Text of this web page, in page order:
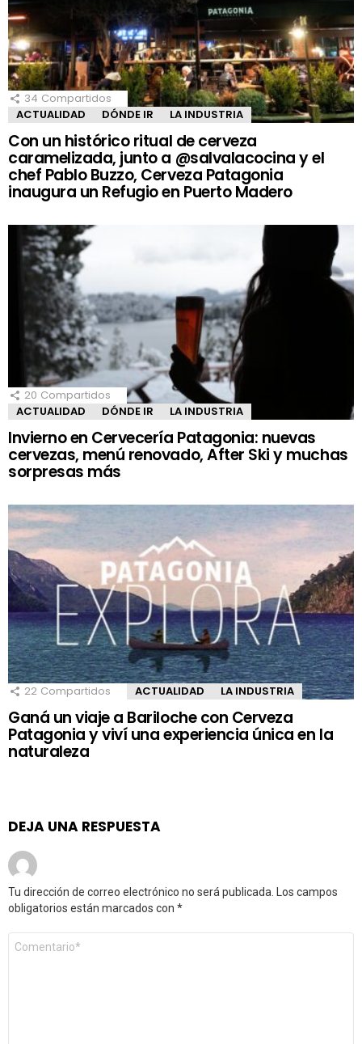
34 Compartidos
ACTUALIDAD
DÓNDE IR LA INDUSTRIA
Con un histórico ritual de cerveza
caramelizada, junto a @salvalacocina y el
chef Pablo Buzzo, Cerveza Patagonia
inaugura un Refugio en Puerto Madero
20 Compartidos
ACTUALIDAD
DÓNDE IR LA INDUSTRIA
Invierno en Cervecería Patagonia: nuevas
cervezas, menú renovado, After Ski y muchas
sorpresas más
22 Compartidos ACTUALIDAD LA INDUSTRIA
Ganá un viaje a Bariloche con Cerveza
Patagonia y viví una experiencia única en la
naturaleza
DEJA UNA RESPUESTA
Tu dirección de correo electrónico no será publicada. Los campos
obligatorios están marcados con *
Comentario